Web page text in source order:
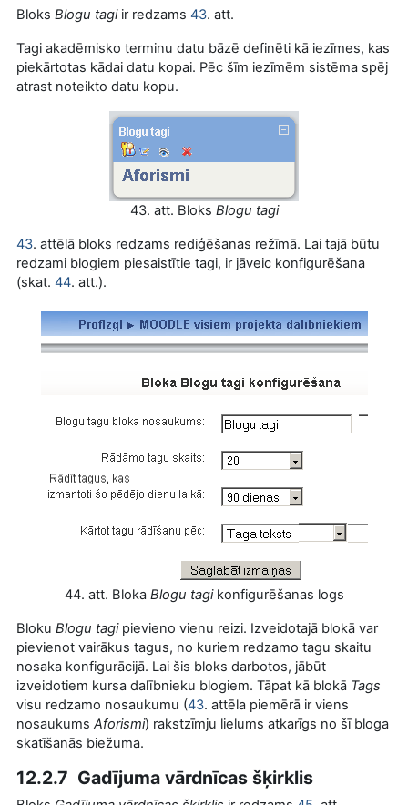
Bloks Blogu tagiir redzams 43. att.
Tagi akadēmisko terminu datu bāzē definēti kā iezīmes, kas
piekārtotas kādai datu kopai. Pēc šīm iezīmēm sistēma spēj
atrast noteikto datu kopu.
43. att. Bloks Blogu tagi
43. attēlā bloks redzams rediģēšanas režīmā. Lai tajā būtu
redzami blogiem piesaistītie tagi, ir jāveic konfigurēšana
(skat. 44. att.).
44. att. Bloka Blogu tagikonfigurēšanas logs
Bloku Blogu tagipievieno vienu reizi. Izveidotajā blokā var
pievienot vairākus tagus, no kuriem redzamo tagu skaitu
nosaka konfigurācijā. Lai šis bloks darbotos, jābūt
izveidotiem kursa dalībnieku blogiem. Tāpat kā blokā Tags
visu redzamo nosaukumu (43. attēla piemērā ir viens
nosaukums Aforismi) rakstzīmju lielums atkarīgs no šī bloga
skatīšanās biežuma.
12.2.7 Gadījuma vārdnīcas šķirklis